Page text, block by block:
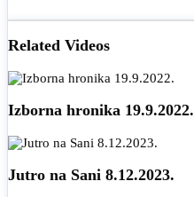
Related Videos
Izborna hronika 19.9.2022.
Jutro na Sani 8.12.2023.